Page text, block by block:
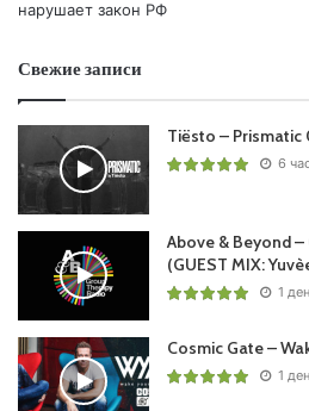
нарушает закон РФ
Свежие записи
Tiësto – Prismatic
6
Above & Beyond
(GUEST MIX:
1
Cosmic Gate –
1